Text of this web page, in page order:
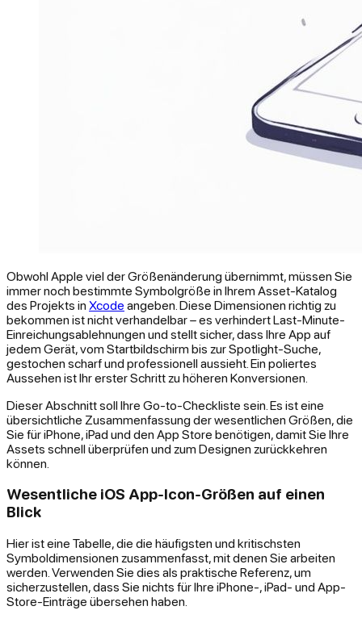
Obwohl Apple viel der Größenänderung übernimmt, müssen Sie
immer noch bestimmte Symbolgröße in Ihrem Asset-Katalog
des Projekts in Xcode angeben. Diese Dimensionen richtig zu
bekommen ist nicht verhandelbar – es verhindert Last-Minute-
Einreichungsablehnungen und stellt sicher, dass Ihre App auf
jedem Gerät, vom Startbildschirm bis zur Spotlight-Suche,
gestochen scharf und professionell aussieht. Ein poliertes
Aussehen ist Ihr erster Schritt zu höheren Konversionen.
Dieser Abschnitt soll Ihre Go-to-Checkliste sein. Es ist eine
übersichtliche Zusammenfassung der wesentlichen Größen, die
Sie für iPhone, iPad und den App Store benötigen, damit Sie Ihre
Assets schnell überprüfen und zum Designen zurückkehren
können.
Wesentliche iOS App-Icon-Größen auf einen
Blick
Hier ist eine Tabelle, die die häufigsten und kritischsten
Symboldimensionen zusammenfasst, mit denen Sie arbeiten
werden. Verwenden Sie dies als praktische Referenz, um
sicherzustellen, dass Sie nichts für Ihre iPhone-, iPad- und App-
Store-Einträge übersehen haben.